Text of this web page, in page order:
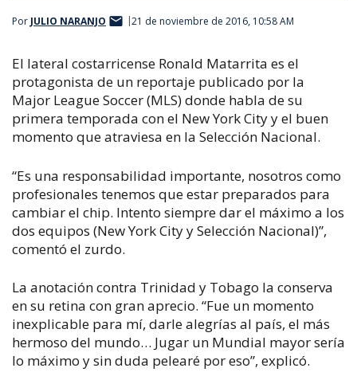
Por JULIO NARANJO 21 de noviembre de 2016, 10:58 AM
El lateral costarricense Ronald Matarrita es el
protagonista de un reportaje publicado por la
Major League Soccer (MLS) donde habla de su
primera temporada con el New York City y el buen
momento que atraviesa en la Selección Nacional.
“Es una responsabilidad importante, nosotros como
profesionales tenemos que estar preparados para
cambiar el chip. Intento siempre dar el máximo a los
dos equipos (New York City y Selección Nacional)”,
comentó el zurdo.
La anotación contra Trinidad y Tobago la conserva
en su retina con gran aprecio. “Fue un momento
inexplicable para mí, darle alegrías al país, el más
hermoso del mundo… Jugar un Mundial mayor sería
lo máximo y sin duda pelearé por eso”, explicó.